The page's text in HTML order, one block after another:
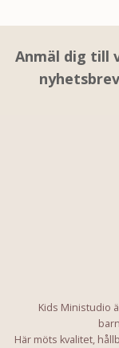
Anmäl dig till
nyhetsbrev
Kids Ministudio
Här möts kvalitet,